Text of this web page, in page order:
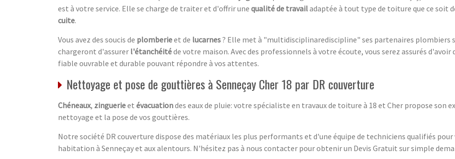
est à votre service. Elle se charge de traiter et d'offrir une qualité de travailadaptée à tout type de toiture que ce soit
cuite.
Vous avez des soucis de plomberieet de lucarnes? Elle met à "multidisciplinarediscipline" ses partenaires plombiers
chargeront d'assurer l'étanchéitéde votre maison. Avec des professionnels à votre écoute, vous serez assurés
fiable ouvrable et durable pouvant répondre à vos attentes.
Nettoyage et pose de gouttières à Senneçay Cher 18 par DR couverture
Chéneaux, zinguerieet évacuationdes eaux de pluie: votre spécialiste en travaux de toiture à 18 et Cher propose son
nettoyage et la pose de vos gouttières.
Notre société DR couverture dispose des matériaux les plus performants et d'une équipe de techniciens qualifiés
habitation à Senneçay et aux alentours. N'hésitez pas à nous contacter pour obtenir un Devis Gratuit sur simple